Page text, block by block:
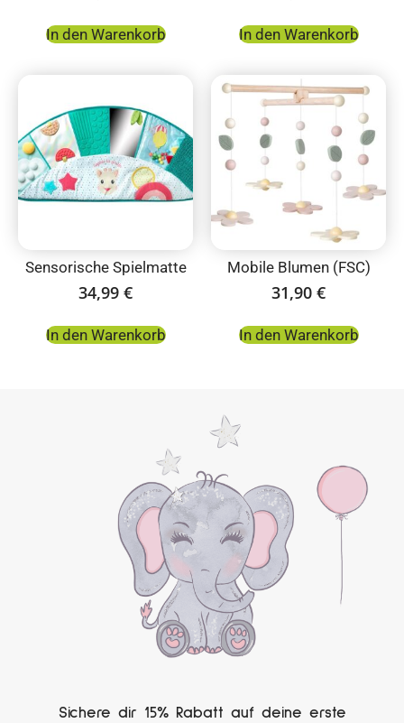
In den Warenkorb In den Warenkorb
Sensorische Spielmatte
34,99 €
In den Warenkorb
Mobile Blumen (FSC)
31,90 €
In den Warenkorb
Sichere dir 15% Rabatt auf deine erste